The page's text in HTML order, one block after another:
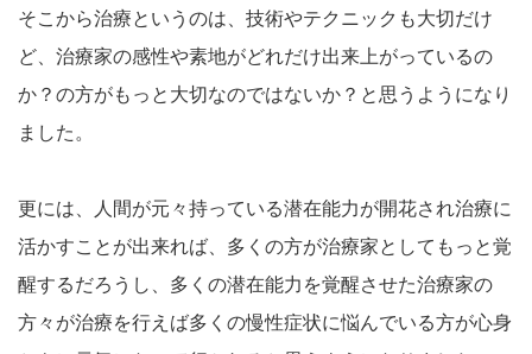
そこから治療というのは、技術やテクニックも大切だけ
ど、治療家の感性や素地がどれだけ出来上がっているの
か？の方がもっと大切なのではないか？と思うようになり
ました。
更には、人間が元々持っている潜在能力が開花され治療に
活かすことが出来れば、多くの方が治療家としてもっと覚
醒するだろうし、多くの潜在能力を覚醒させた治療家の
方々が治療を行えば多くの慢性症状に悩んでいる方が心身